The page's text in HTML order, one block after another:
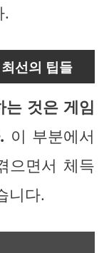
.
선의 팁들
는 것은 게임
이 부분에서
으면서 체득
니다.